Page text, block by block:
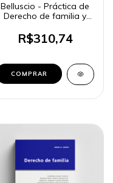
Belluscio - Práctica de
Derecho de familia y
R$310,74
COMPRAR